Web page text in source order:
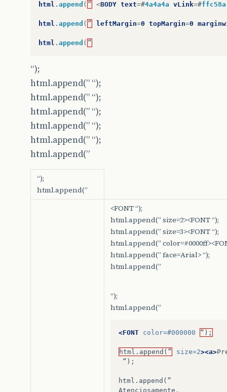
html . append ( ” <BODY text=#4a4a4a vLink=#ffc58a
html . append ( ” leftMargin=0 topMargin=0
html . append ( ”
“);
html.append(” “);
html.append(” “);
html.append(” “);
html.append(” “);
html.append(” “);
html.append(”
“);
html.append(”
<FONT “);
html.append(” size=2><FONT “);
html.append(” size=3><FONT “);
html.append(”
html.append(” face=Arial> “);
html.append(”
“);
html.append(”
<FONT color=#000000 “);
html.append(” size=2><a>
“);
html.append(”